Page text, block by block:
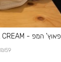
פאוץ' המפ - HIMALAYAN NATURAL CREAM
₪59